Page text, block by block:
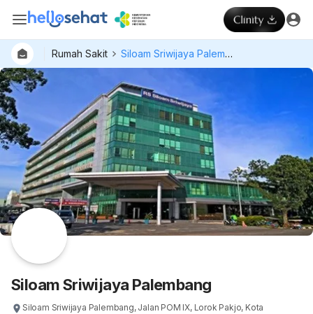
Rumah Sakit Siloam Sriwijaya Palembang
Siloam Sriwijaya Palembang
Siloam Sriwijaya Palembang, Jalan POM IX, Lorok Pakjo, Kota
Hospital